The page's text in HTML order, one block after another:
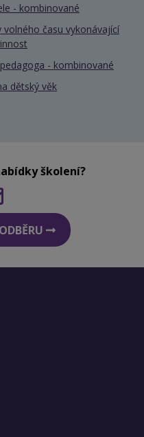
- kombinované
času vykonávající
- kombinované
dětský věk
školení?